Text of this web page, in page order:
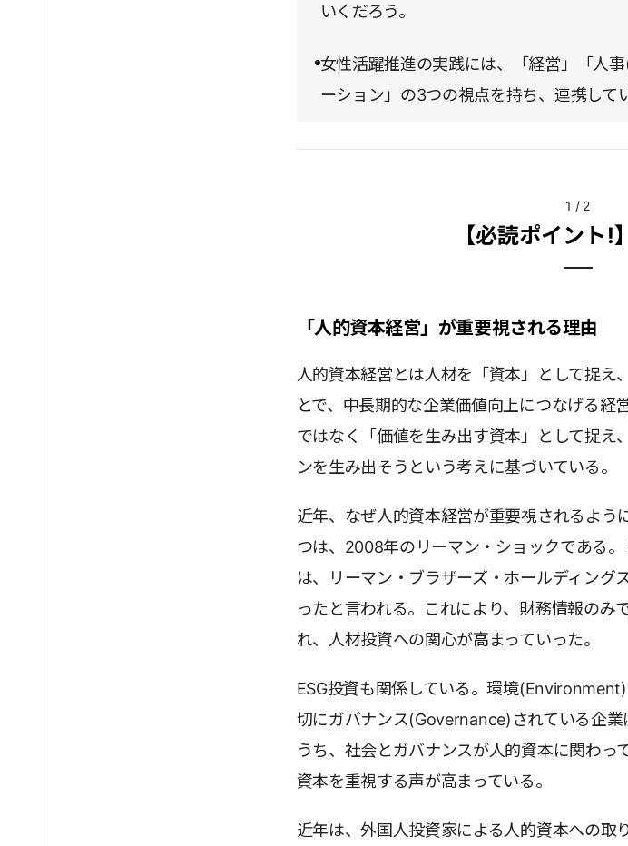
いくだろう。
女性活躍推進の実践には、「経営」「人
ーション」の3つの視点を持ち、連携して
1 / 2
【必読ポイント!
「人的資本経営」が重要視される理由
人的資本経営とは人材を「資本」として捉え
とで、中長期的な企業価値向上につなげる経
ではなく「価値を生み出す資本」として捉え
ンを生み出そうという考えに基づいている。
近年、なぜ人的資本経営が重要視されるよう
つは、2008年のリーマン・ショックである
は、リーマン・ブラザーズ・ホールディング
ったと言われる。これにより、財務情報のみ
れ、人材投資への関心が高まっていった。
ESG投資も関係している。環境
切にガバナンス(Governance)されている企業
うち、社会とガバナンスが人的資本に関わっ
資本を重視する声が高まっている。
近年は、外国人投資家による人的資本への取